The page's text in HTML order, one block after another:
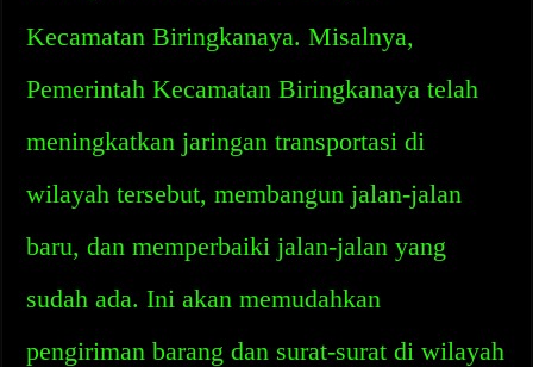
Kecamatan Biringkanaya. Misalnya,
Pemerintah Kecamatan Biringkanaya telah
meningkatkan jaringan transportasi di
wilayah tersebut, membangun jalan-jalan
baru, dan memperbaiki jalan-jalan yang
sudah ada. Ini akan memudahkan
pengiriman barang dan surat-surat di wilayah